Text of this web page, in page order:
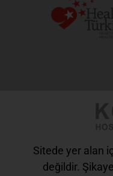
Sitede yer alan
değildir.